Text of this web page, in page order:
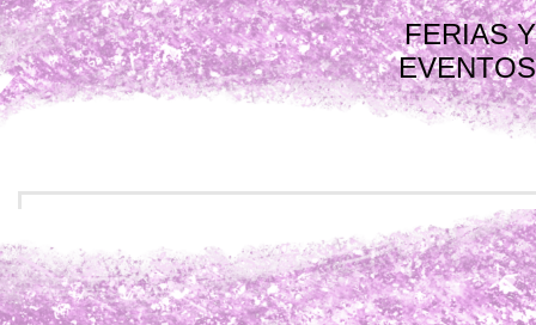
FERIAS Y
EVENTOS